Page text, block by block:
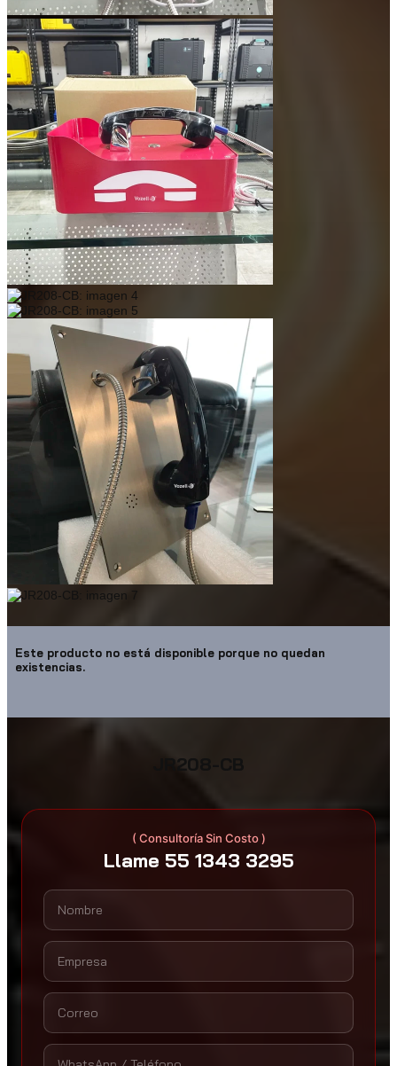
Este producto no está disponible porque no quedan
existencias.
JR208-CB
( Consultoría Sin Costo )
Llame 55 1343 3295